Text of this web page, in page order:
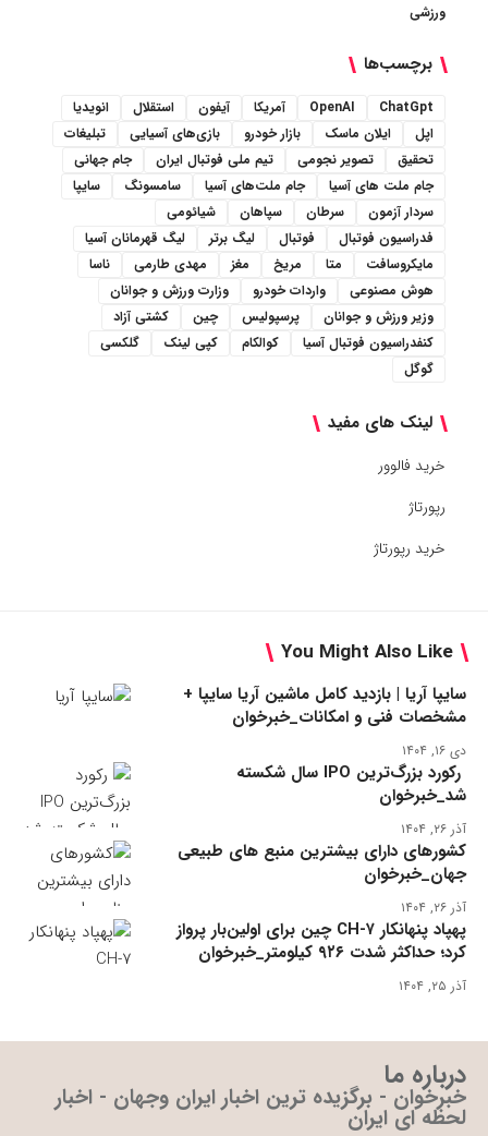
ورزشی
برچسب‌ها
ChatGpt
OpenAI آمریکا آیفون استقلال
انویدیا
اپل
ایلان ماسک بازار خودرو بازی‌های آسیایی
تبلیغات
تحقیق
تصویر نجومی تیم ملی فوتبال ایران
جام جهانی
جام ملت های آسیا
جام ملت‌های آسیا سامسونگ
سایپا
سردار آزمون
سرطان سپاهان
شیائومی
فدراسیون فوتبال
فوتبال لیگ برتر
لیگ قهرمانان آسیا
مایکروسافت
متا مریخ مغز مهدی طارمی
ناسا
هوش مصنوعی
واردات خودرو
وزارت ورزش و جوانان
وزیر ورزش و جوانان
پرسپولیس چین
کشتی آزاد
کنفدراسیون فوتبال آسیا
کوالکام کپی لینک
گلکسی
گوگل
لینک های مفید
خرید فالوور
رپورتاژ
خرید رپورتاژ
You Might Also Like
سایپا آریا | بازدید کامل ماشین آریا سایپا +
مشخصات فنی و امکانات_خبرخوان
دی ۱۶, ۱۴۰۴
رکورد بزرگ‌ترین IPO سال شکسته
شد_خبرخوان
آذر ۲۶, ۱۴۰۴
کشورهای دارای بیشترین منبع های طبیعی
جهان_خبرخوان
آذر ۲۶, ۱۴۰۴
پهپاد پنهانکار CH-۷ چین برای اولین‌بار پرواز
کرد؛ حداکثر شدت ۹۲۶ کیلومتر_خبرخوان
آذر ۲۵, ۱۴۰۴
درباره ما
خبرخوان - برگزیده ترین اخبار ایران وجهان - اخبار
لحظه ای ایران